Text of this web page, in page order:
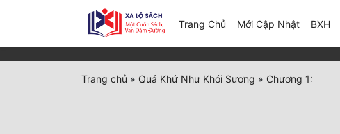
Trang Chủ Mới Cập Nhật(current)
BXH
Trang chủ » Quá Khứ Như Khói Sương » Chương 1: